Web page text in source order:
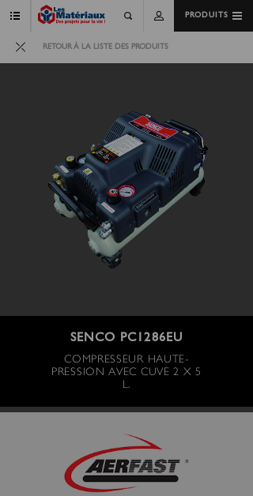
PRODUITS
RETOUR À LA LISTE DES PRODUITS
SENCO PC1286EU
COMPRESSEUR HAUTE-
PRESSION AVEC CUVE 2 X 5
L.